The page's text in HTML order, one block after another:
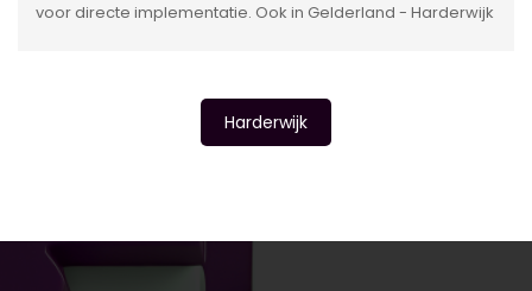
voor directe implementatie. Ook in Gelderland - Harderwijk
Harderwijk
INSIDE INFORMATIE